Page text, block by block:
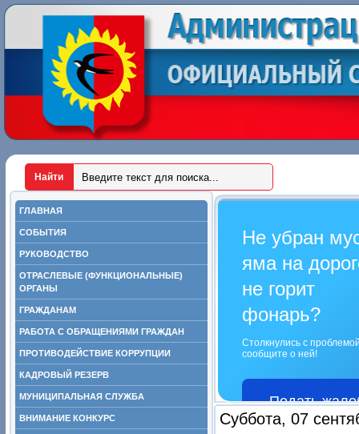
ГЛАВНАЯ
СОБЫТИЯ
РУКОВОДСТВО
ОТРАСЛЕВЫЕ (ФУНКЦИОНАЛЬНЫЕ)
ОРГАНЫ
ГРАЖДАНАМ
РАБОТА С ОБРАЩЕНИЯМИ ГРАЖДАН
ПРОТИВОДЕЙСТВИЕ КОРРУПЦИИ
КАДРОВЫЙ РЕЗЕРВ
МУНИЦИПАЛЬНАЯ СЛУЖБА
ВНИМАНИЕ КОНКУРС
Не убран
яма на
не горит
фонарь?
Столкнулись с
сообщите о ней!
Подать
Суббота, 07